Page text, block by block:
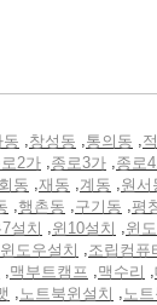
동 ,창성동 ,통의동 ,
2가 ,종로3가 ,종로
동 ,재동 ,계동 ,원서
,행촌동 ,구기동 ,평
설치 ,윈10설치 ,윈
도우설치 ,조립컴퓨
,맥부트캠프 ,맥수리 ,
,노트북윈설치 ,노